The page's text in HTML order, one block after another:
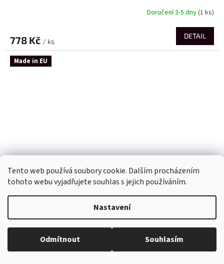
Tento web používá soubory cookie. Dalším procházením
tohoto webu vyjadřujete souhlas s jejich používáním.
Nastavení
Odmítnout Souhlasím
Doručení 3-5 dny(1 ks)
778 Kč / ks
DETAIL
Made in EU